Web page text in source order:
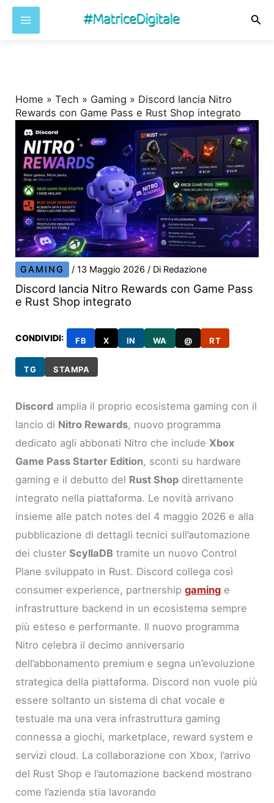
Home »Tech » Gaming » Discord lancia Nitro
Rewards con Game Pass e Rust Shop integrato
GAMING /13 Maggio 2026/ Di Redazione
Discord lancia Nitro Rewards con Game Pass
e Rust Shop integrato
CONDIVIDI: FB X IN WA @ RT
TG STAMPA
Discord amplia il proprio ecosistema gaming con il
lancio di Nitro Rewards, nuovo programma
dedicato agli abbonati Nitro che include Xbox
Game Pass Starter Edition, sconti su hardware
gaming e il debutto del Rust Shop direttamente
integrato nella piattaforma. Le novità arrivano
insieme alle patch notes del 4 maggio 2026 e alla
pubblicazione di dettagli tecnici sull’automazione
dei clusterScyllaDB tramite un nuovo Control
Plane sviluppato in Rust. Discord collega così
consumer experience, partnershipgaming e
infrastrutture backend in un ecosistema sempre
più esteso e performante. Il nuovo programma
Nitro celebra il decimo anniversario
dell’abbonamento premium e segna un’evoluzione
strategica della piattaforma. Discord non vuole più
essere soltanto un sistema di chat vocale e
testuale ma una vera infrastruttura gaming
connessa a giochi, marketplace, reward system e
servizi cloud. La collaborazione con Xbox, l’arrivo
del Rust Shop e l’automazione backend mostrano
come l’azienda stia lavorando